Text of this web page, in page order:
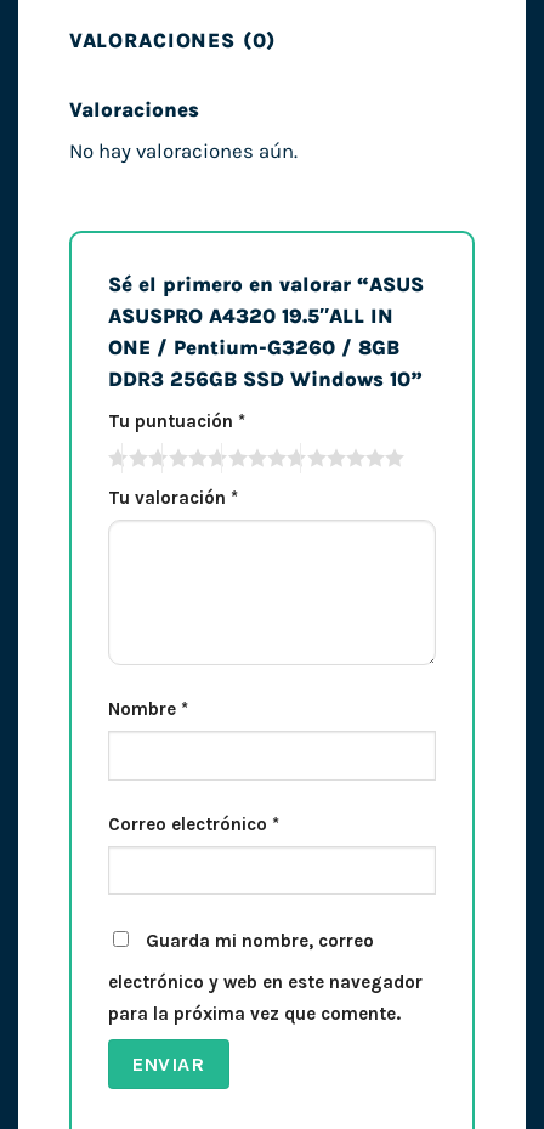
VALORACIONES (0)
Valoraciones
No hay valoraciones aún.
Sé el primero en valorar “ASUS
ASUSPRO A4320 19.5″ALL IN
ONE / Pentium-G3260 / 8GB
DDR3 256GB SSD Windows 10”
Tu puntuación *
Tu valoración *
Nombre *
Correo electrónico *
Guarda mi nombre, correo
electrónico y web en este navegador
para la próxima vez que comente.